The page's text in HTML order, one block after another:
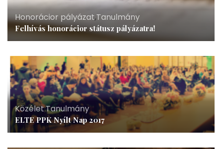
Honorácior pályázat,Tanulmány
Felhívás honorácior státusz pályázatra!
Közélet,Tanulmány
ELTE PPK Nyílt Nap 2017